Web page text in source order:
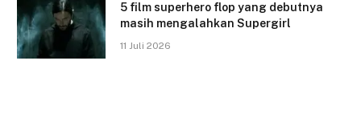
5 film superhero flop yang debutnya
masih mengalahkan Supergirl
11 Juli 2026